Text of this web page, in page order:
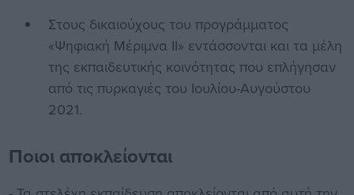
Στους δικαιούχους του προγράμματος
«Ψηφιακή Μέριμνα ΙΙ» εντάσσονται και τα μέλη
της εκπαιδευτικής κοινότητας που επλήγησαν
από τις πυρκαγιές του Ιουλίου-Αυγούστου
2021.
Ποιοι αποκλείονται